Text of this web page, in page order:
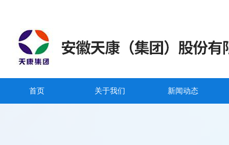
首页 关于我们 新闻动态